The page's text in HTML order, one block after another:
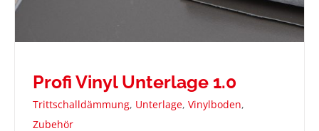
Profi Vinyl Unterlage 1.0
Trittschalldämmung, Unterlage, Vinylboden,
Zubehör